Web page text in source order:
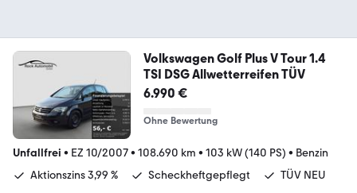
Volkswagen Golf Plus V Tour 1.4
TSI DSG Allwetterreifen TÜV
6.990 €
Ohne Bewertung
Unfallfrei • EZ 10/2007• 108.690 km • 103 kW (140 PS) • Benzin
Aktionszins 3,99 %
Scheckheftgepflegt TÜV NEU